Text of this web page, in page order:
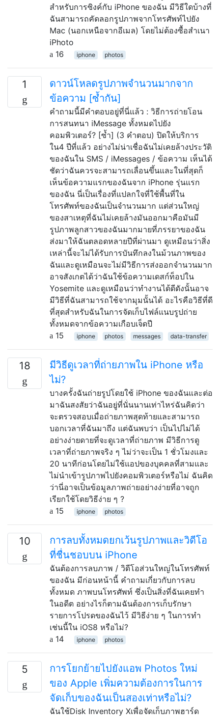
สำหรับการซิงค์กับ iPhone ของฉัน มีวิธีใดบ้างที่
ฉันสามารถคัดลอกรูปภาพจากโทรศัพท์ไปยัง
Mac (นอกเหนือจากอีเมล) โดยไม่ต้องซื้อสำเนา
iPhoto
16
iphone photos
1
ดาวน์โหลดรูปภาพจำนวนมากจาก
ข้อความ [ซ้ำกัน]
คำถามนี้มีคำตอบอยู่ที่นี่แล้ว : วิธีการถ่ายโอน
การสนทนา iMessage ทั้งหมดไปยัง
คอมพิวเตอร์? [ซ้ำ] (3 คำตอบ) ปิดให้บริการ
ใน4 ปีที่แล้ว อย่างไม่น่าเชื่อฉันไม่เคยล้างประวัติ
ของฉันใน SMS / iMessages / ข้อความ เห็นได้
ชัดว่าฉันควรจะสามารถเลื่อนขึ้นและในที่สุดก็
เห็นข้อความแรกของฉันจาก iPhone รุ่นแรก
ของฉัน นี่เป็นเรื่องที่แปลกใจที่ใช้พื้นที่ใน
โทรศัพท์ของฉันเป็นจำนวนมาก แต่ส่วนใหญ่
ของสาเหตุที่ฉันไม่เคยล้างมันออกมาคือมันมี
รูปภาพลูกสาวของฉันมากมายที่ภรรยาของฉัน
ส่งมาให้ฉันตลอดหลายปีที่ผ่านมา ดูเหมือนว่าสิ่ง
เหล่านี้จะไม่ได้รับการบันทึกลงในม้วนภาพของ
ฉันและดูเหมือนจะไม่มีวิธีการส่งออกจำนวนมาก
อาจสังเกตได้ว่าฉันใช้ข้อความเดสก์ท็อปใน
Yosemite และดูเหมือนว่าทำงานได้ดีดังนั้นอาจ
มีวิธีที่ฉันสามารถใช้จากมุมนั้นได้ อะไรคือวิธีที่ดี
ที่สุดสำหรับฉันในการจัดเก็บไฟล์แนบรูปถ่าย
ทั้งหมดจากข้อความเกือบเจ็ดปี
15
iphone photos messages data-transfer
18
มีวิธีดูเวลาที่ถ่ายภาพใน iPhone หรือ
ไม่?
บางครั้งฉันถ่ายรูปโดยใช้ iPhone ของฉันและต่อ
มาฉันสงสัยว่าฉันอยู่ที่นั่นนานเท่าไหร่ฉันคิดว่า
จะตรวจสอบเมื่อถ่ายภาพสุดท้ายและสามารถ
บอกเวลาที่ฉันมาถึง แต่ฉันพบว่า เป็นไปไม่ได้
อย่างง่ายดายที่จะดูเวลาที่ถ่ายภาพ มีวิธีการดู
เวลาที่ถ่ายภาพจริง ๆ ไม่ว่าจะเป็น 1 ชั่วโมงและ
20 นาทีก่อนโดยไม่ใช้แอปของบุคคลที่สามและ
ไม่นำเข้ารูปภาพไปยังคอมพิวเตอร์หรือไม่ ฉันคิด
ว่านี่อาจเป็นข้อมูลภาพถ่ายอย่างง่ายที่อาจถูก
เรียกใช้โดยวิธีง่าย ๆ ?
15
iphone photos
10
การลบทั้งหมดยกเว้นรูปภาพและวิดีโอ
ที่ชื่นชอบบน iPhone
ฉันต้องการลบภาพ / วิดีโอส่วนใหญ่ในโทรศัพท์
ของฉัน มีก่อนหน้านี้ คำถามเกี่ยวกับการลบ
ทั้งหมด ภาพบนโทรศัพท์ ซึ่งเป็นสิ่งที่ฉันเคยทำ
ในอดีต อย่างไรก็ตามฉันต้องการเก็บรักษา
รายการโปรดของฉันไว้ มีวิธีง่าย ๆ ในการทำ
เช่นนี้ใน iOS8 หรือไม่?
14
iphone photos
5
การโยกย้ายไปยังแอพ Photos ใหม่
ของ Apple เพิ่มความต้องการในการ
จัดเก็บของฉันเป็นสองเท่าหรือไม่?
ฉันใช้Disk Inventory Xเพื่อจัดเก็บภาพฮาร์ด